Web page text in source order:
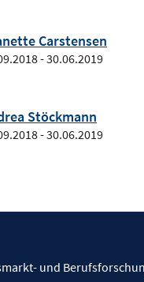
Carstensen
- 30.06.2019
Stöckmann
- 30.06.2019
und